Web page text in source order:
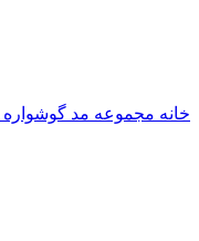
خانه مجموعه مد گوشواره